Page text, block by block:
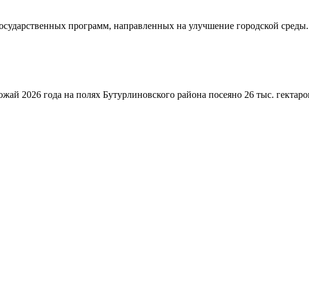
программ, направленных на улучшение городской
2026 года на полях Бутурлиновского района посеяно 26 тыс.